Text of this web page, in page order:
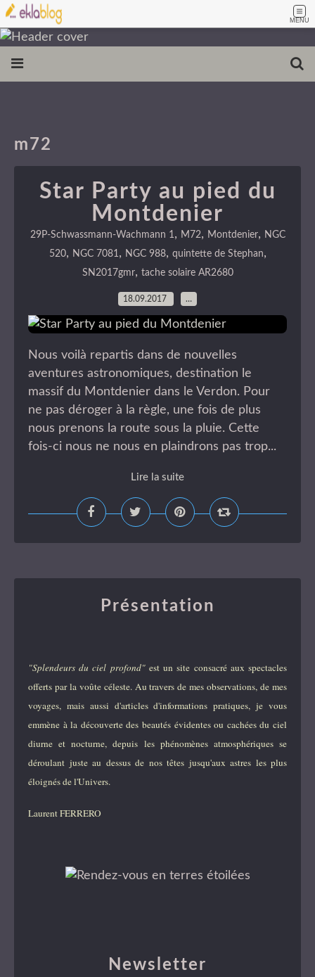
MENU
m72
Star Party au pied du
Montdenier
29P-Schwassmann-Wachmann 1, M72, Montdenier, NGC
520, NGC 7081, NGC 988, quintette de Stephan,
SN2017gmr, tache solaire AR2680
18.09.2017 …
Nous voilà repartis dans de nouvelles
aventures astronomiques, destination le
massif du Montdenier dans le Verdon. Pour
ne pas déroger à la règle, une fois de plus
nous prenons la route sous la pluie. Cette
fois-ci nous ne nous en plaindrons pas trop...
Lire la suite
Newsletter
Présentation
"Splendeurs du ciel profond"est un site consacré aux spectacles
offerts par la voûte céleste. Au travers de mes observations, de mes
voyages, mais aussi d'articles d'informations pratiques, je vous
emmène à la découverte des beautés évidentes ou cachées du ciel
diurne et nocturne, depuis les phénomènes atmosphériques se
déroulant juste au dessus de nos têtes jusqu'aux astres les plus
éloignés de l'Univers.
Laurent FERRERO